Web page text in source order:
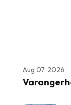
Aug 07, 2026